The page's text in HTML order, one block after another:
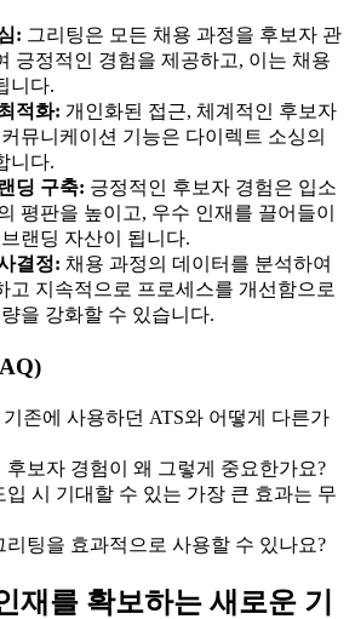
: 그리팅은 모든 채용 과정을 후보자 관
긍정적인 경험을 제공하고, 이는 채용
니다.
적화: 개인화된 접근, 체계적인 후보자
뮤니케이션 기능은 다이렉트 소싱의
니다.
딩 구축: 긍정적인 후보자 경험은 입소
평판을 높이고, 우수 인재를 끌어들이
랜딩 자산이 됩니다.
결정: 채용 과정의 데이터를 분석하여
고 지속적으로 프로세스를 개선함으로
을 강화할 수 있습니다.
기존에 사용하던 ATS와 어떻게 다른가
후보자 경험이 왜 그렇게 중요한가요?
시 기대할 수 있는 가장 큰 효과는 무
리팅을 효과적으로 사용할 수 있나요?
재를 확보하는 새로운 기